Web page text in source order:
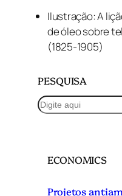
Ilustração:A
de óleo sobre
(1825-1905)
PESQUISA
P
e
ECONOMICS
Projetos